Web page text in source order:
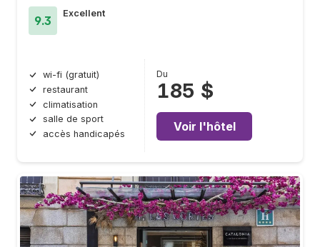
9.3
Excellent
wi-fi (gratuit)
restaurant
climatisation
salle de sport
accès handicapés
Du
185 $
Voir l'hôtel